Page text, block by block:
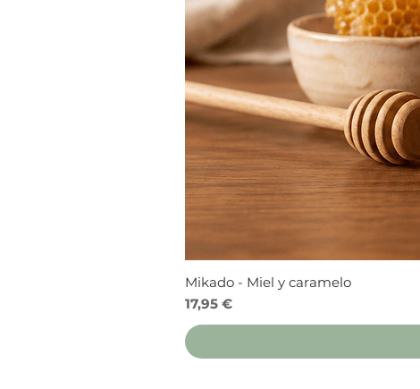
Mikado - Miel y caramelo
Precio
17,95 €